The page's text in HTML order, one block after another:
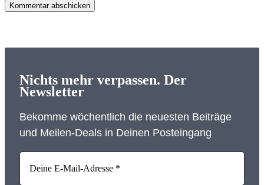
Kommentar abschicken
Nichts mehr verpassen. Der
Newsletter
Bekomme wöchentlich die neuesten Beiträge
und Meilen-Deals in Deinen Posteingang